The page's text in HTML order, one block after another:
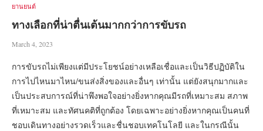
ยานยนต์
ทางเลือกที่น่าตื่นเต้นมากกว่าการขับรถ
March 4, 2023
การขับรถไม่เพียงแต่มีประโยชน์อย่างเหลือเชื่อและเป็นวิธีปฏิบัติใน
การไปไหนมาไหน/ขนส่งสิ่งของและอื่นๆ เท่านั้น แต่ยังสนุกมากและ
เป็นประสบการณ์ที่น่าพึงพอใจอย่างยิ่งหากคุณมีรถที่เหมาะสม สภาพ
ที่เหมาะสม และทัศนคติที่ถูกต้อง โดยเฉพาะอย่างยิ่งหากคุณเป็นคนที่
ชอบเดินทางอย่างรวดเร็วและชื่นชอบเทคโนโลยี และในกรณีนั้น